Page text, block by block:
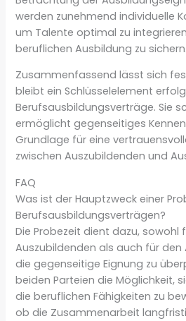
werden zunehmend individuelle
um Talente optimal zu
beruflichen Ausbildung zu sichern.
Zusammenfassend lässt sich
bleibt ein Schlüsselelement
Berufsausbildungsverträge. Sie
ermöglicht gegenseitiges
Grundlage für eine
zwischen Auszubildenden und
FAQ
Was ist der Hauptzweck einer
Berufsausbildungsverträgen?
Die Probezeit dient dazu, sowohl
Auszubildenden als auch für
die gegenseitige Eignung zu
beiden Parteien die Möglichkeit,
die beruflichen Fähigkeiten zu
ob die Zusammenarbeit